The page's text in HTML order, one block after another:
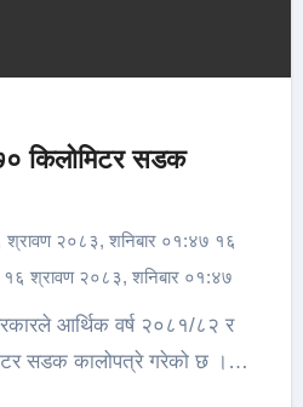
किलोमिटर सडक
श्रावण २०८३, शनिबार ०१:४७ १६
श्रावण २०८३, शनिबार ०१:४७
सडक कालोपत्रे गरेको छ ।…